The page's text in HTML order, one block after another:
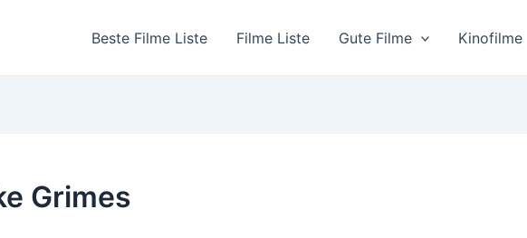
Beste Filme Liste Filme Liste Gute Filme Kinofilme
Grimes